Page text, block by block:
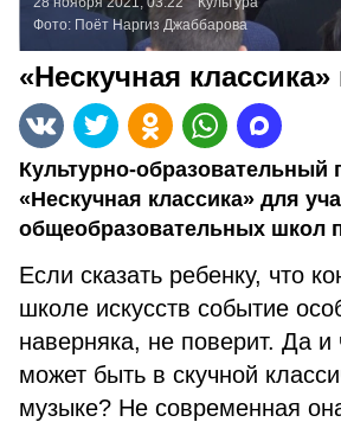
Фото: Поёт Наргиз Джаббарова
«Нескучная
Культурно-образовательный
«Нескучная классика» для
общеобразовательных
Если сказать ребенку, что
школе искусств событие
наверняка, не поверит. Да и
может быть в скучной
музыке? Не современная